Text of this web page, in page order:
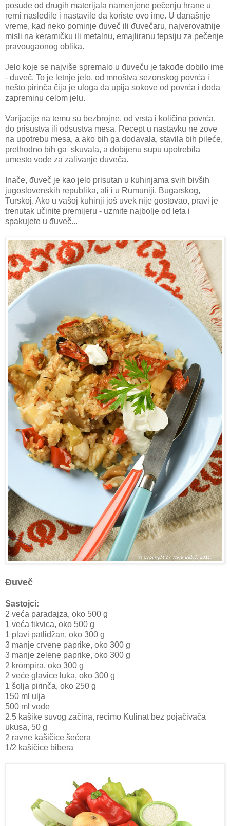
posude od drugih materijala namenjene pečenju hrane u
rerni nasledile i nastavile da koriste ovo ime. U današnje
vreme, kad neko pominje đuveč ili đuvečaru, najverovatnije
misli na keramičku ili metalnu, emajliranu tepsiju za pečenje
pravougaonog oblika.
Jelo koje se najviše spremalo u đuveču je takođe dobilo ime
- đuveč. To je letnje jelo, od mnoštva sezonskog povrća i
nešto pirinča čija je uloga da upija sokove od povrća i doda
zapreminu celom jelu.
Varijacije na temu su bezbrojne, od vrsta i količina povrća,
do prisustva ili odsustva mesa. Recept u nastavku ne zove
na upotrebu mesa, a ako bih ga dodavala, stavila bih pileće,
prethodno bih ga skuvala, a dobijenu supu upotrebila
umesto vode za zalivanje đuveča.
Inače, đuveč je kao jelo prisutan u kuhinjama svih bivših
jugoslovenskih republika, ali i u Rumuniji, Bugarskog,
Turskoj. Ako u vašoj kuhinji još uvek nije gostovao, pravi je
trenutak učinite premijeru - uzmite najbolje od leta i
spakujete u đuveč...
Đuveč
Sastojci:
2 veća paradajza, oko 500 g
1 veća tikvica, oko 500 g
1 plavi patlidžan, oko 300 g
3 manje crvene paprike, oko 300 g
3 manje zelene paprike, oko 300 g
2 krompira, oko 300 g
2 veće glavice luka, oko 300 g
1 šolja pirinča, oko 250 g
150 ml ulja
500 ml vode
2.5 kašike suvog začina, recimo Kulinat bez pojačivača
ukusa, 50 g
2 ravne kašičice šećera
1/2 kašičice bibera